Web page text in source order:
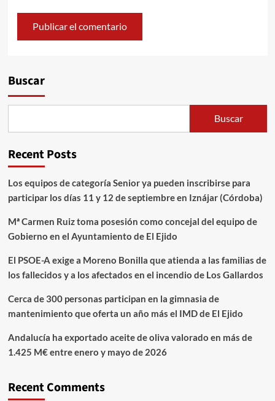
Buscar
Buscar
Recent Posts
Los equipos de categoría Senior ya pueden inscribirse para
participar los días 11 y 12 de septiembre en Iznájar (Córdoba)
Mª Carmen Ruiz toma posesión como concejal del equipo de
Gobierno en el Ayuntamiento de El Ejido
El PSOE-A exige a Moreno Bonilla que atienda a las familias de
los fallecidos y a los afectados en el incendio de Los Gallardos
Cerca de 300 personas participan en la gimnasia de
mantenimiento que oferta un año más el IMD de El Ejido
Andalucía ha exportado aceite de oliva valorado en más de
1.425 M€ entre enero y mayo de 2026
Recent Comments